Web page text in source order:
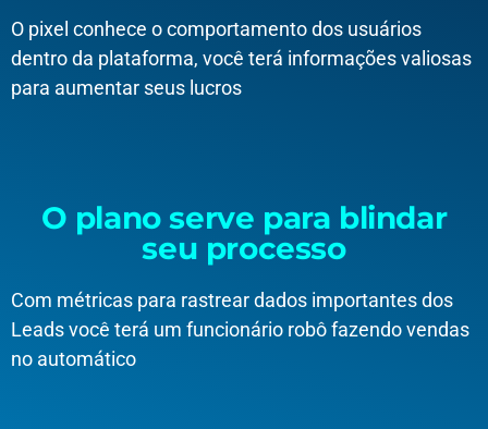
O pixel conhece o comportamento dos usuários
dentro da plataforma, você terá informações valiosas
para aumentar seus lucros
O plano serve para blindar
seu processo
Com métricas para rastrear dados importantes dos
Leads você terá um funcionário robô fazendo vendas
no automático